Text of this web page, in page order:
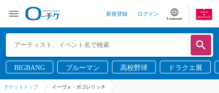
新規登録 ログイン
Language
BIGBANG ブルーマン 高校野球 ドラクエ展
チケットトップ イーヴォ・ポゴレリッチ